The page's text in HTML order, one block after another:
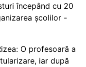
începând cu 20
școlilor -
O profesoară a
iar după